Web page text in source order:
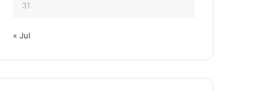
31
« Jul